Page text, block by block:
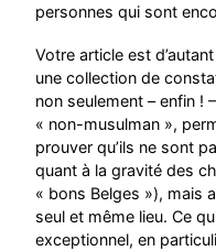
personnes qui sont
Votre article est
une collection de
non seulement – enfin !
« non-musulman »,
prouver qu’ils ne sont
quant à la gravité des
« bons Belges »), mais
seul et même lieu. Ce
exceptionnel, en